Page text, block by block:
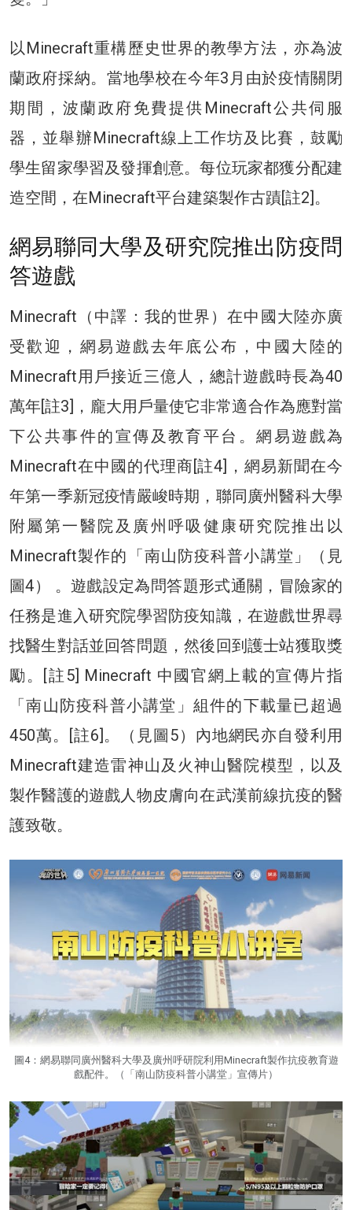
以Minecraft重構歷史世界的教學方法，亦為波
蘭政府採納。當地學校在今年3月由於疫情關閉
期間，波蘭政府免費提供Minecraft公共伺服
器，並舉辦Minecraft線上工作坊及比賽，鼓勵
學生留家學習及發揮創意。每位玩家都獲分配建
造空間，在Minecraft平台建築製作古蹟[註2]。
網易聯同大學及研究院推出防疫問
答遊戲
Minecraft（中譯：我的世界）在中國大陸亦廣
受歡迎，網易遊戲去年底公布，中國大陸的
Minecraft用戶接近三億人，總計遊戲時長為40
萬年[註3]，龐大用戶量使它非常適合作為應對當
下公共事件的宣傳及教育平台。網易遊戲為
Minecraft在中國的代理商[註4]，網易新聞在今
年第一季新冠疫情嚴峻時期，聯同廣州醫科大學
附屬第一醫院及廣州呼吸健康研究院推出以
Minecraft製作的「南山防疫科普小講堂」（見
圖4） 。遊戲設定為問答題形式通關，冒險家的
任務是進入研究院學習防疫知識，在遊戲世界尋
找醫生對話並回答問題，然後回到護士站獲取獎
勵。[註5] Minecraft 中國官網上載的宣傳片指
「南山防疫科普小講堂」組件的下載量已超過
450萬。[註6]。（見圖5）內地網民亦自發利用
Minecraft建造雷神山及火神山醫院模型，以及
製作醫護的遊戲人物皮膚向在武漢前線抗疫的醫
護致敬。
圖4：網易聯同廣州醫科大學及廣州呼研院利用Minecraft製作抗疫教育遊
戲配件。（「南山防疫科普小講堂」宣傳片）